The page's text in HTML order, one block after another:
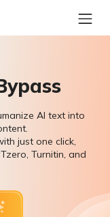
AI text into
just one click,
Turnitin, and